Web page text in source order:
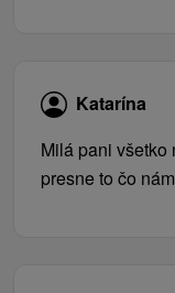
Katarína
Milá pani všetko
presne to čo